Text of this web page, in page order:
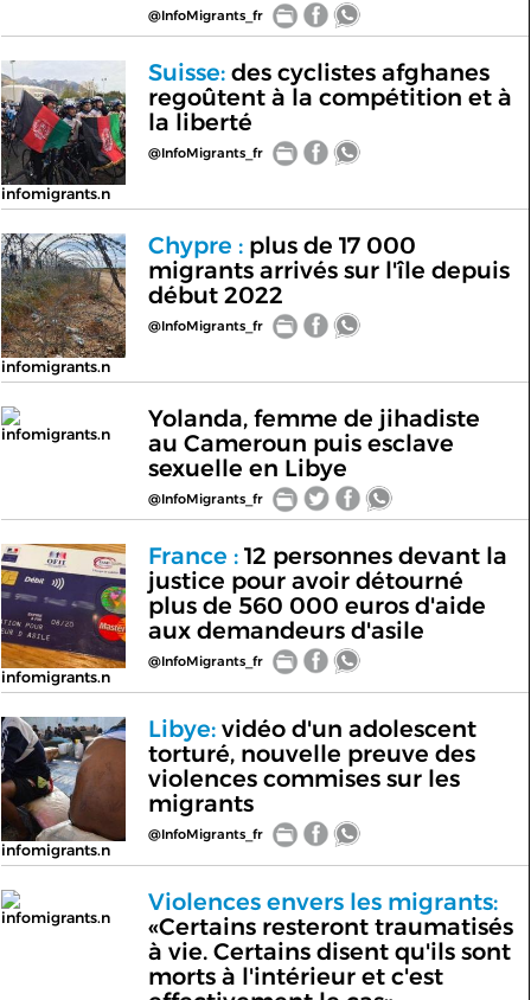
@InfoMigrants_fr
infomigrants.n
Suisse:des cyclistes afghanes
regoûtent à la compétition et à
la liberté
@InfoMigrants_fr
infomigrants.n
Chypre :plus de 17 000
migrants arrivés sur l'île depuis
début 2022
@InfoMigrants_fr
infomigrants.n
Yolanda, femme de jihadiste
au Cameroun puis esclave
sexuelle en Libye
@InfoMigrants_fr
infomigrants.n
France :12 personnes devant la
justice pour avoir détourné
plus de 560 000 euros d'aide
aux demandeurs d'asile
@InfoMigrants_fr
infomigrants.n
Libye:vidéo d'un adolescent
torturé, nouvelle preuve des
violences commises sur les
migrants
@InfoMigrants_fr
infomigrants.n
Violences envers les migrants:
«Certains resteront traumatisés
à vie. Certains disent qu'ils sont
morts à l'intérieur et c'est